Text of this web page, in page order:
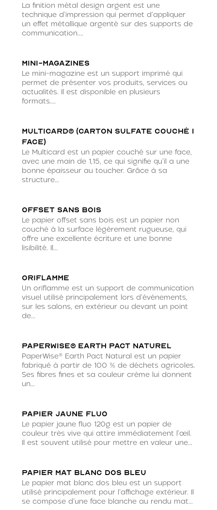
La finition métal design argent est une
technique d’impression qui permet d’appliquer
un effet métallique argenté sur des supports de
communication....
Mini-magazines
Le mini-magazine est un support imprimé qui
permet de présenter vos produits, services ou
actualités. Il est disponible en plusieurs
formats....
Multicard® (carton sulfate couché 1
face)
Le Multicard est un papier couché sur une face,
avec une main de 1,15, ce qui signifie qu’il a une
bonne épaisseur au toucher. Grâce à sa
structure...
OFFSET sans bois
Le papier offset sans bois est un papier non
couché à la surface légèrement rugueuse, qui
offre une excellente écriture et une bonne
lisibilité. Il...
Oriflamme
Un oriflamme est un support de communication
visuel utilisé principalement lors d’événements,
sur les salons, en extérieur ou devant un point
de...
PaperWise® Earth Pact Naturel
PaperWise® Earth Pact Natural est un papier
fabriqué à partir de 100 % de déchets agricoles.
Ses fibres fines et sa couleur crème lui donnent
un...
Papier jaune fluo
Le papier jaune fluo 120g est un papier de
couleur très vive qui attire immédiatement l’œil.
Il est souvent utilisé pour mettre en valeur une...
Papier mat blanc dos bleu
Le papier mat blanc dos bleu est un support
utilisé principalement pour l’affichage extérieur. Il
se compose d’une face blanche au rendu mat...